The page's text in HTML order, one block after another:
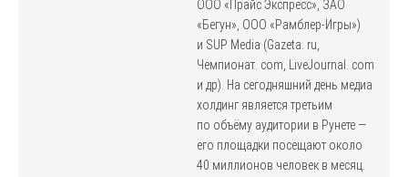
ООО «Прайс Экспресс», ЗАО
«Бегун», ООО «Рамблер-Игры»)
и SUP Media (Gazeta. ru,
Чемпионат. com, LiveJournal. com
и др). На сегодняшний день медиа
холдинг является третьим
по объёму аудитории в Рунете —
его площадки посещают около
40 миллионов человек в месяц.